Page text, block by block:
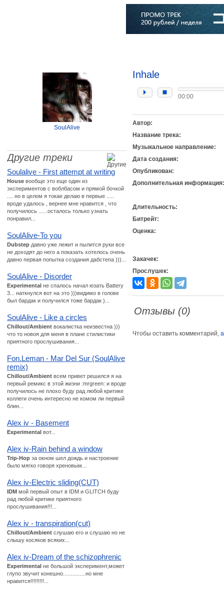
SoulAlive
Другие треки
Soulalive - First attempt at writing
House вообще это еще один из
экспериментов с воблбасом и прямой бочкой
.... но в целом я токае делаю в первые .....
вроде удалось , вернее мне нравится , что
получилось ......осталось только узнать
понравил...
SoulAlive-To you
Dubstep давно уже лежит и пылится руки все
не доходят до него а показать хотелось очень
давно первая попытка создания дабстепа )))...
SoulAlive - Disorder
Experimental не спалось начал юзать Battery
3... наткнулся вот на это )))видимо в голове
был бардак и получился тоже бардак )...
SoulAlive - Like a circles
Chillout/Ambient вокалистка неизвестна )))
что то новоя для меня в плане стилистики
приятного прослушивания...
Fon.Leman - Mar Del Sur (SoulAlive
remix)
Chillout/Ambient всем привет решился я на
первый ремикс в этой жизни :mrgreen: и вроде
получилось не плохо буду рад любой критике
коллеги очень интересно не комом ли первый
блин...
Alex iv - Basement
Experimental вот...
Alex iv-Rain behind a window
Trip-Hop за окном шел дождь и настроение
было мягко говоря хреновым...
Alex iv-Electric sliding(CUT)
IDM мой первый опыт в IDM и GLITCH буду
рад любой критике приятного
прослушивания!!!...
Alex iv - transpiration(cut)
Chillout/Ambient слушаю его и слушаю но не
слышу косяков всяких...
Alex iv-Dream of the schizophrenic
Experimental не большой эксперимент,может
глупо звучит конешно...............но мне
нравится!!!!!!!!!...
Inhale
00:00
Автор:
Название трека:
Музыкальное направление:
Дата создания:
Опубликован:
Дополнительная информация:
Длительность:
Битрейт:
Оценка:
Закачек:
Прослушек:
Отзывы (0)
Чтобы оставить комментарий,